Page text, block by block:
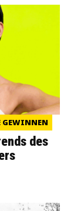
GEWINNEN
des